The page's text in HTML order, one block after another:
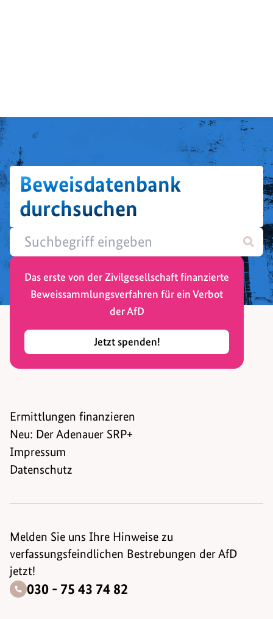
Beweisdatenbank
durchsuchen
Das erste von der Zivilgesellschaft finanzierte
Beweissammlungsverfahren für ein Verbot
der AfD
Jetzt spenden!
Ermittlungen finanzieren
Neu: Der Adenauer SRP+
Impressum
Datenschutz
Melden Sie uns Ihre Hinweise zu
verfassungsfeindlichen Bestrebungen der AfD
jetzt!
030 - 75 43 74 82